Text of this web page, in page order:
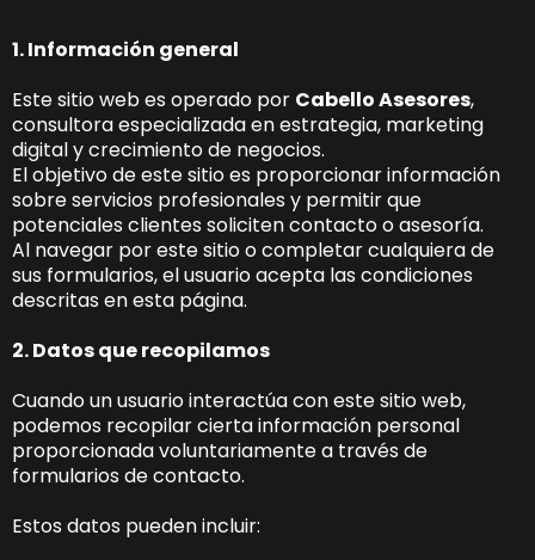
1. Información general
Este sitio web es operado por Cabello Asesores,
consultora especializada en estrategia, marketing
digital y crecimiento de negocios.
El objetivo de este sitio es proporcionar información
sobre servicios profesionales y permitir que
potenciales clientes soliciten contacto o asesoría.
Al navegar por este sitio o completar cualquiera de
sus formularios, el usuario acepta las condiciones
descritas en esta página.
2. Datos que recopilamos
Cuando un usuario interactúa con este sitio web,
podemos recopilar cierta información personal
proporcionada voluntariamente a través de
formularios de contacto.
Estos datos pueden incluir: